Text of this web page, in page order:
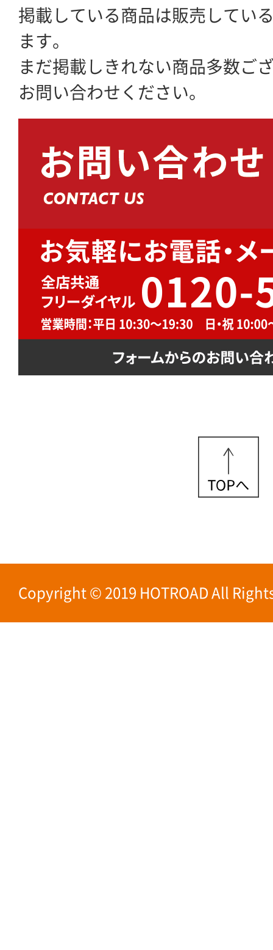
掲載している商品は販売してい
ます。
まだ掲載しきれない商品多数ご
お問い合わせください。
Copyright © 2019 HOTROAD All